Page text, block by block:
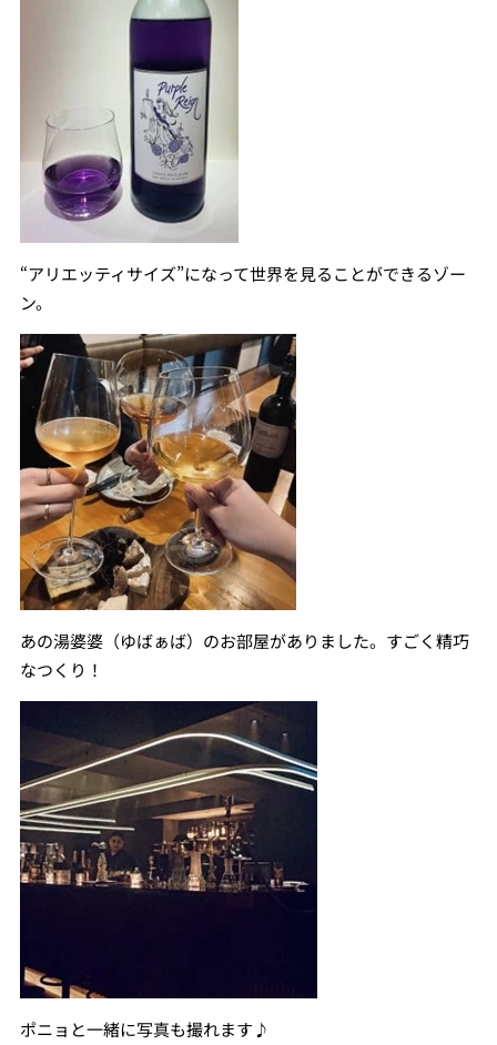
“アリエッティサイズ”になって世界を見ることができるゾー
ン。
あの湯婆婆（ゆばぁば）のお部屋がありました。すごく精巧
なつくり！
ポニョと一緒に写真も撮れます♪